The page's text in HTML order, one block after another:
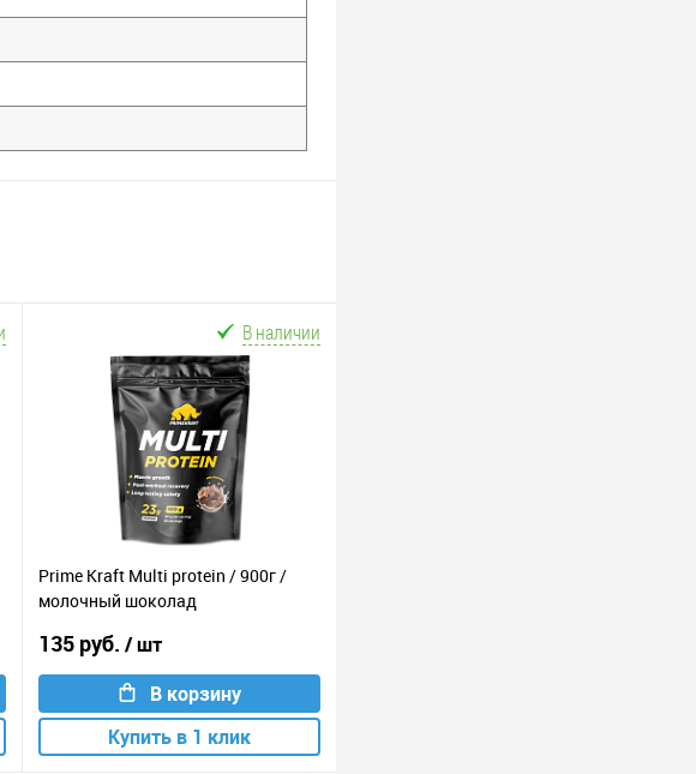
В наличии
Prime Kraft Multi protein / 900г /
молочный шоколад
135 руб. / шт
В корзину
Купить в 1 клик